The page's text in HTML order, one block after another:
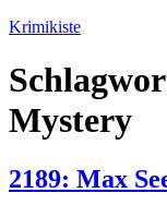
Zum
springen
Krimikiste
Mystery
2189: Max